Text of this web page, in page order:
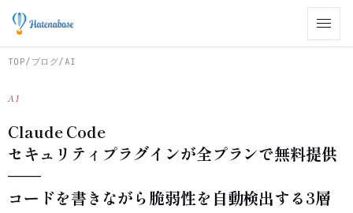
TOP/ ブログ/AI
AI
Claude Code
セキュリティプラグインが全プランで無料提供
——
コードを書きながら脆弱性を自動検出する3層